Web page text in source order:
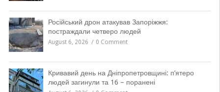
Російський дрон атакував Запоріжжя:
постраждали четверо людей
August 6, 2026 0 Comment
Кривавий день на Дніпропетровщині: п’ятеро
людей загинули та 16 – поранені